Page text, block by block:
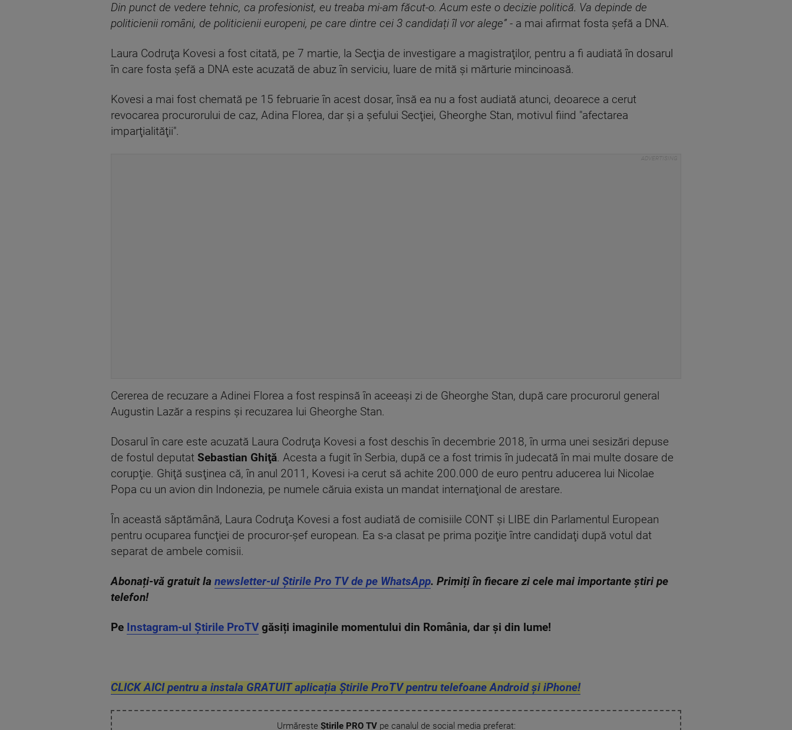
Din punct de vedere tehnic, ca profesionist, eu treaba mi-am făcut-o. Acum este o decizie politică. Va depinde de
politicienii români, de politicienii europeni, pe care dintre cei 3 candidați îl vor alege” - a mai afirmat fosta șefă a DNA.
Laura Codruţa Kovesi a fost citată, pe 7 martie, la Secţia de investigare a magistraţilor, pentru a fi audiată în dosarul
în care fosta şefă a DNA este acuzată de abuz în serviciu, luare de mită şi mărturie mincinoasă.
Kovesi a mai fost chemată pe 15 februarie în acest dosar, însă ea nu a fost audiată atunci, deoarece a cerut
revocarea procurorului de caz, Adina Florea, dar şi a şefului Secţiei, Gheorghe Stan, motivul fiind "afectarea
imparţialităţii".
Cererea de recuzare a Adinei Florea a fost respinsă în aceeaşi zi de Gheorghe Stan, după care procurorul general
Augustin Lazăr a respins şi recuzarea lui Gheorghe Stan.
Dosarul în care este acuzată Laura Codruţa Kovesi a fost deschis în decembrie 2018, în urma unei sesizări depuse
de fostul deputat Sebastian Ghiţă. Acesta a fugit în Serbia, după ce a fost trimis în judecată în mai multe dosare de
corupţie. Ghiţă susţinea că, în anul 2011, Kovesi i-a cerut să achite 200.000 de euro pentru aducerea lui Nicolae
Popa cu un avion din Indonezia, pe numele căruia exista un mandat internaţional de arestare.
În această săptămână, Laura Codruţa Kovesi a fost audiată de comisiile CONT şi LIBE din Parlamentul European
pentru ocuparea funcţiei de procuror-şef european. Ea s-a clasat pe prima poziţie între candidaţi după votul dat
separat de ambele comisii.
Abonați-vă gratuit la newsletter-ul Știrile Pro TV de pe WhatsApp. Primiți în fiecare zi cele mai importante știri pe
telefon!
Pe Instagram-ul Știrile ProTV găsiți imaginile momentului din România, dar și din lume!
CLICK AICI pentru a instala GRATUIT aplicația Știrile ProTV pentru telefoane Android și iPhone!
Urmărește Știrile PRO TVpe canalul de social media preferat: